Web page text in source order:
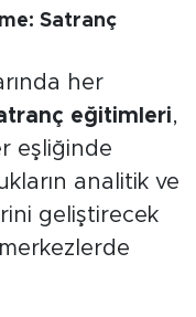
Satranç
her
eğitimleri,
eşliğinde
analitik ve
geliştirecek